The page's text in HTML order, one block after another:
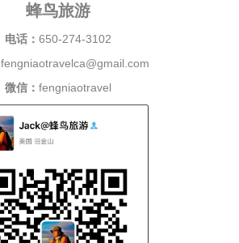
蜂鸟旅游
电话： 650-274-3102
fengniaotravelca@gmail.com
微信： fengniaotravel